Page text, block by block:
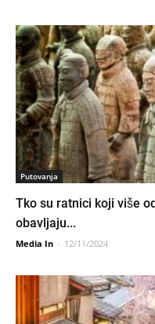
Putovanja
Tko su ratnici koji više
obavljaju...
Media In - 12/11/2024